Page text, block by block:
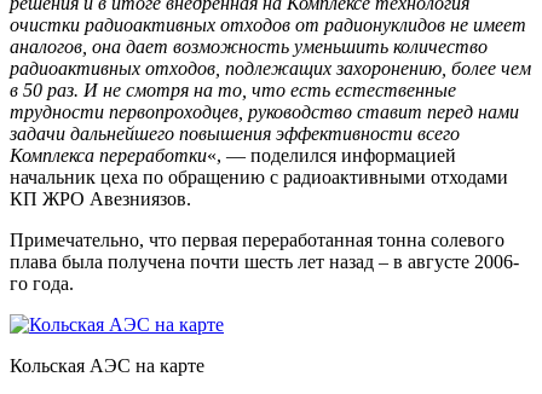
очистки радиоактивных отходов от радионуклидов не имеет
аналогов, она дает возможность уменьшить количество
радиоактивных отходов, подлежащих захоронению, более чем
в 50 раз. И не смотря на то, что есть естественные
трудности первопроходцев, руководство ставит перед нами
задачи дальнейшего повышения эффективности всего
Комплекса переработки«, — поделился информацией
начальник цеха по обращению с радиоактивными отходами
КП ЖРО Авезниязов.
Примечательно, что первая переработанная тонна солевого
плава была получена почти шесть лет назад – в августе 2006-
го года.
Кольская АЭС на карте